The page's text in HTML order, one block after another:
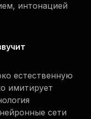
интонацией
естественную
имитирует
сети